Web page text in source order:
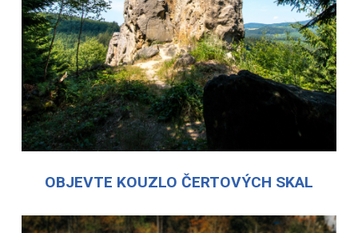
OBJEVTE KOUZLO ČERTOVÝCH SKAL